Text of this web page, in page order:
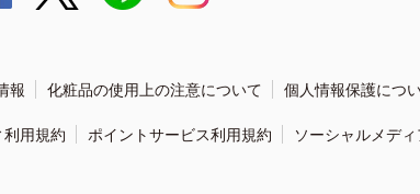
報 化粧品の使用上の注意について 個人情報保護につ
用規約 ポイントサービス利用規約 ソーシャルメデ